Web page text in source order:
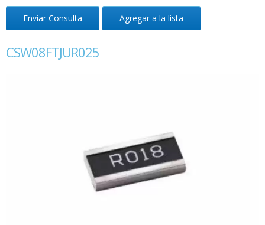
Enviar Consulta Agregar a la lista
CSW08FTJUR025